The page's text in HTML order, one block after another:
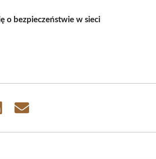
o bezpieczeństwie w sieci
Share